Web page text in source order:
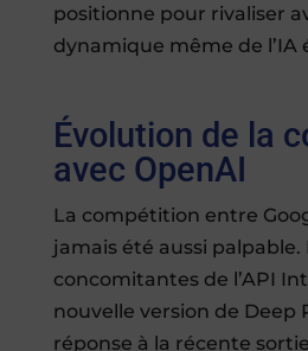
positionne pour rivaliser
dynamique même de l’IA
Évolution de la
avec OpenAI
La compétition entre
jamais été aussi palpable.
concomitantes de l’API
nouvelle version de Deep
réponse à la récente